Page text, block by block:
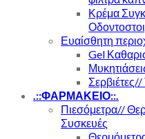
Κρέμα
Ευαίσθητη
Gel
.::ΦΑΡΜΑΚΕΙΟ::.
Πιεσόμετρα//
Συσκευές